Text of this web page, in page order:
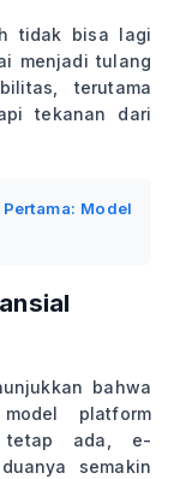
tidak bisa lagi
menjadi tulang
terutama
tekanan dari
Model
bahwa
platform
tetap ada, e-
semakin